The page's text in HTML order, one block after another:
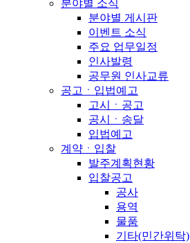
분야별 소식
분야별 게시판
이벤트 소식
주요 업무일정
인사발령
공무원 인사교류
공고ㆍ입법예고
고시ㆍ공고
공시ㆍ송달
입법예고
계약ㆍ입찰
발주계획현황
입찰공고
공사
용역
물품
기타(민간위탁)